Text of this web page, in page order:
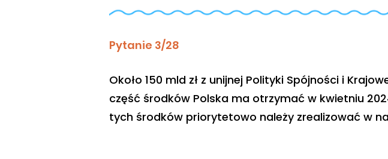
Pytanie 3/28
Około 150 mld zł z unijnej Polityki Spójności i
część środków Polska ma otrzymać w kwietniu
tych środków priorytetowo należy zrealizować w